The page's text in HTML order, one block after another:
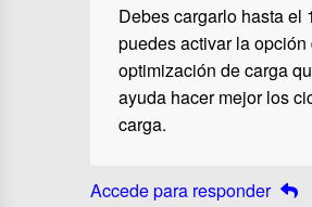
Debes cargarlo hasta el
puedes activar la opción
optimización de carga
ayuda hacer mejor los
carga.
Accede para responder